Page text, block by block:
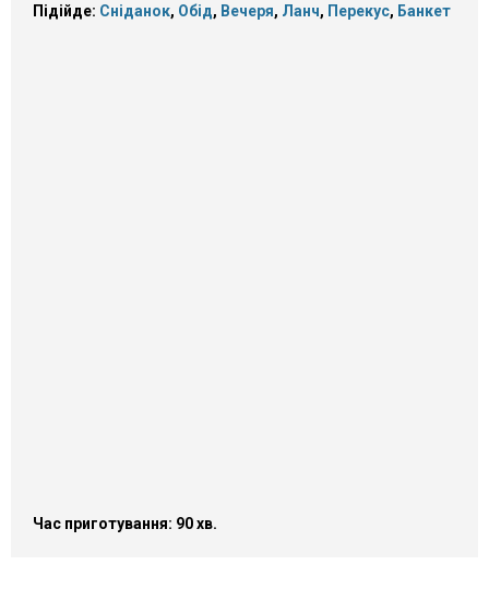
Підійде: Сніданок, Обід, Вечеря, Ланч, Перекус, Банкет
Час приготування: 90 хв.